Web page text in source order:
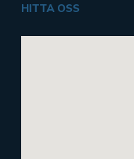
HITTA OSS